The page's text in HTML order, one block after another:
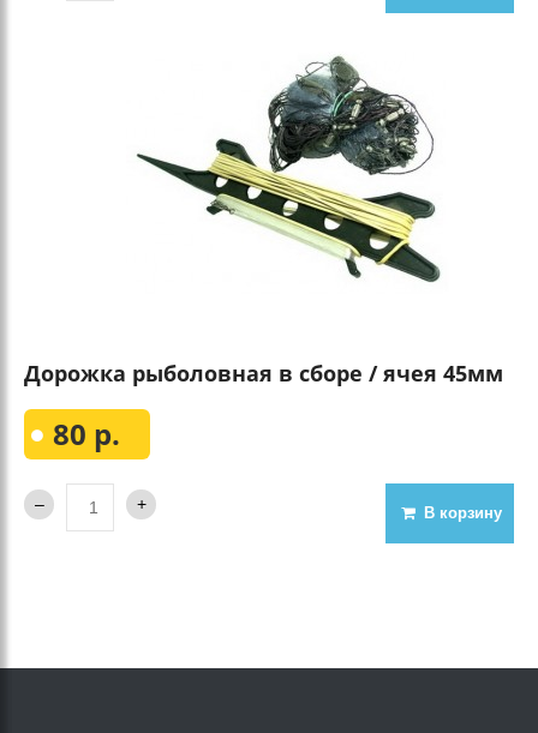
Дорожка рыболовная в сборе / ячея 45мм
80 р.
В корзину